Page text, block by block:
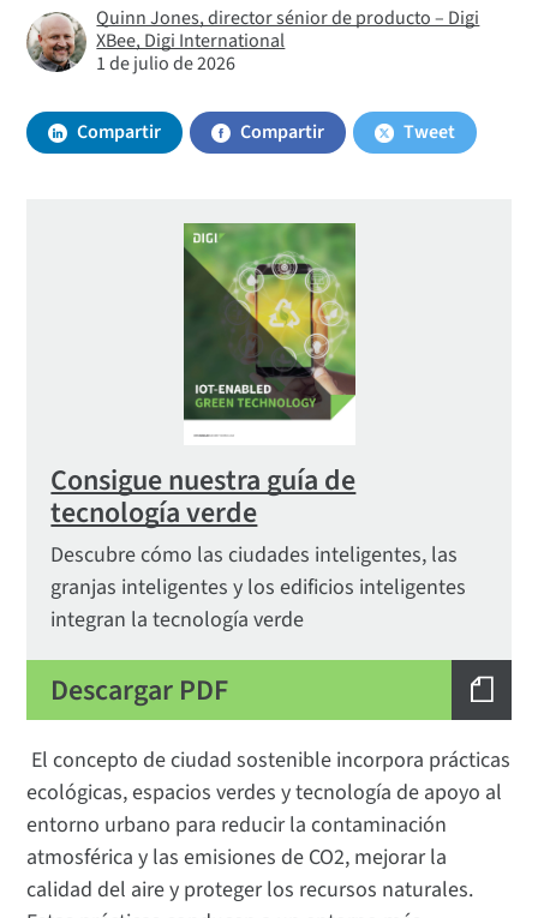
FAQ
Next Steps
empresas como Digi desempeña un papel cada
vez más importante a la hora de ayudar a los
ayuntamientos a supervisar y optimizar estos
sistemas.
Quinn Jones, director sénior de producto – Digi
XBee, Digi International
1 de julio de 2026
Compartir Compartir Tweet
Consigue nuestra guía de
tecnología verde
Descubre cómo las ciudades inteligentes, las
granjas inteligentes y los edificios inteligentes
integran la tecnología verde
Descargar PDF
El concepto de ciudad sostenible incorpora prácticas
ecológicas, espacios verdes y tecnología de apoyo al
entorno urbano para reducir la contaminación
atmosférica y las emisiones de CO2, mejorar la
calidad del aire y proteger los recursos naturales.